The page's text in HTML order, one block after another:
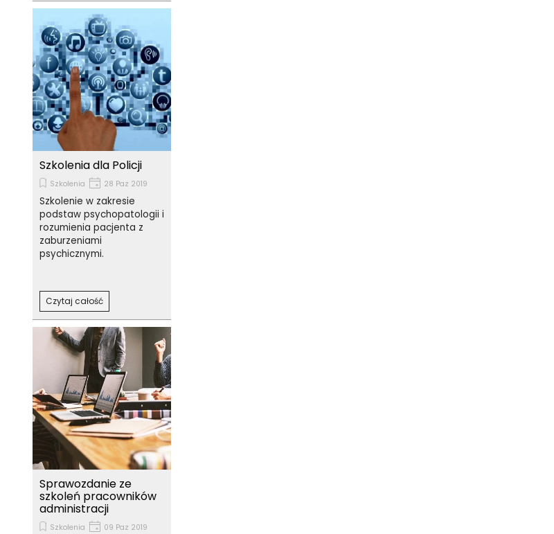
Szkolenia dla Policji
Szkolenia 28 Paz 2019
Szkolenie w zakresie
podstaw psychopatologii i
rozumienia pacjenta z
zaburzeniami
psychicznymi.
Czytaj całość
Sprawozdanie ze
szkoleń pracowników
administracji
Szkolenia 09 Paz 2019